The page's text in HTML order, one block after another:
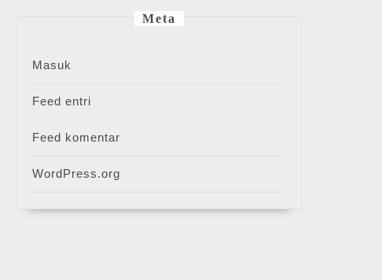
Meta
Masuk
Feed entri
Feed komentar
WordPress.org